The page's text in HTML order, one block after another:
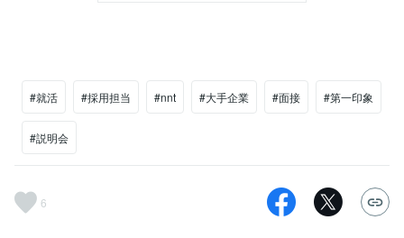
#就活 #採用担当 #nnt #大手企業 #面接 #第一印象
#説明会
6